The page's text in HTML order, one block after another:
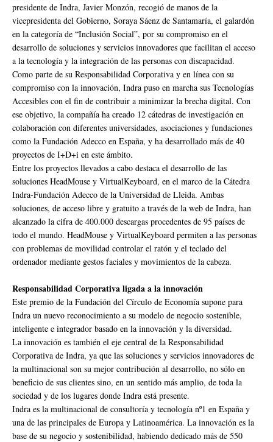
presidente de Indra, Javier Monzón, recogió de manos de la
vicepresidenta del Gobierno, Soraya Sáenz de Santamaría, el galardón
en la categoría de “Inclusión Social”, por su compromiso en el
desarrollo de soluciones y servicios innovadores que facilitan el acceso
a la tecnología y la integración de las personas con discapacidad.
Como parte de su Responsabilidad Corporativa y en línea con su
compromiso con la innovación, Indra puso en marcha sus Tecnologías
Accesibles con el fin de contribuir a minimizar la brecha digital. Con
ese objetivo, la compañía ha creado 12 cátedras de investigación en
colaboración con diferentes universidades, asociaciones y fundaciones
como la Fundación Adecco en España, y ha desarrollado más de 40
proyectos de I+D+i en este ámbito.
Entre los proyectos llevados a cabo destaca el desarrollo de las
soluciones HeadMouse y VirtualKeyboard, en el marco de la Cátedra
Indra-Fundación Adecco de la Universidad de Lleida. Ambas
soluciones, de acceso libre y gratuito a través de la web de Indra, han
alcanzado la cifra de 400.000 descargas procedentes de 95 países de
todo el mundo. HeadMouse y VirtualKeyboard permiten a las personas
con problemas de movilidad controlar el ratón y el teclado del
ordenador mediante gestos faciales y movimientos de la cabeza.
Responsabilidad Corporativa ligada a la innovación
Este premio de la Fundación del Círculo de Economía supone para
Indra un nuevo reconocimiento a su modelo de negocio sostenible,
inteligente e integrador basado en la innovación y la diversidad.
La innovación es también el eje central de la Responsabilidad
Corporativa de Indra, ya que las soluciones y servicios innovadores de
la multinacional son su mejor contribución al desarrollo, no sólo en
beneficio de sus clientes sino, en un sentido más amplio, de toda la
sociedad y de los lugares donde Indra está presente.
Indra es la multinacional de consultoría y tecnología nº1 en España y
una de las principales de Europa y Latinoamérica. La innovación es la
base de su negocio y sostenibilidad, habiendo dedicado más de 550